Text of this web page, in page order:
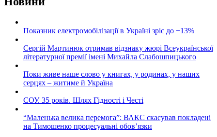
Показник електромобілізації в Україні зріс до +13%
Сергій Мартинюк отримав відзнаку жюрі Всеукраїнської
літературної премії імені Михайла Слабошпицького
Поки живе наше слово у книгах, у родинах, у наших
серцях – житиме й Україна
СОУ. 35 років. Шлях Гідності і Честі
“Маленька велика перемога”: ВАКС скасував покладені
на Тимошенко процесуальні обов’язки